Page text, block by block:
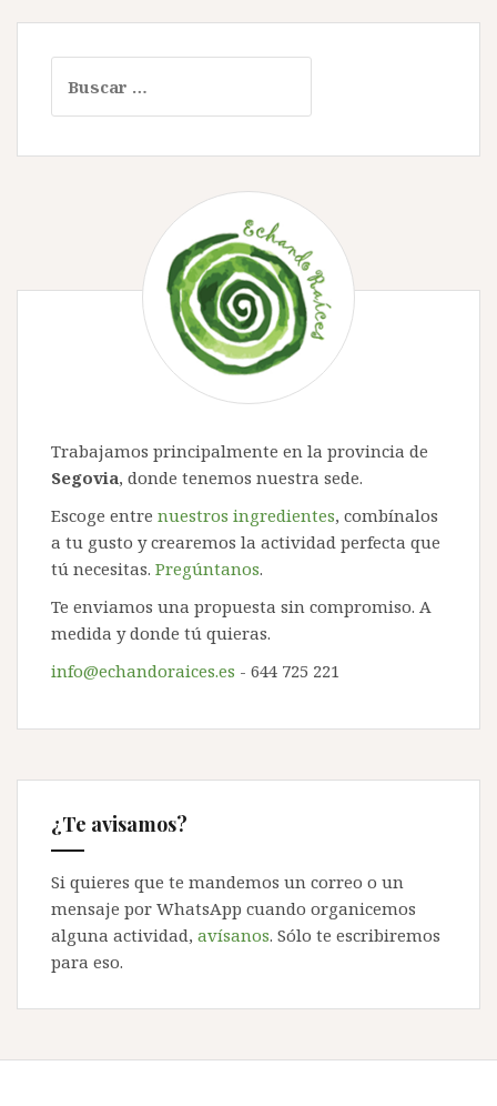
Trabajamos principalmente en la provincia de
Segovia, donde tenemos nuestra sede.
Escoge entre nuestros ingredientes, combínalos
a tu gusto y crearemos la actividad perfecta que
tú necesitas. Pregúntanos.
Te enviamos una propuesta sin compromiso. A
medida y donde tú quieras.
info@echandoraices.es - 644 725 221
¿Te avisamos?
Si quieres que te mandemos un correo o un
mensaje por WhatsApp cuando organicemos
alguna actividad, avísanos. Sólo te escribiremos
para eso.